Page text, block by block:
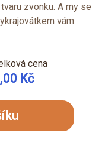
zvonku. A my se
vám
cena
Kč